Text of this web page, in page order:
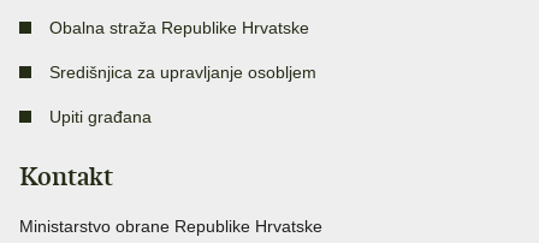
Obalna straža Republike Hrvatske
Središnjica za upravljanje osobljem
Upiti građana
Kontakt
Ministarstvo obrane Republike Hrvatske